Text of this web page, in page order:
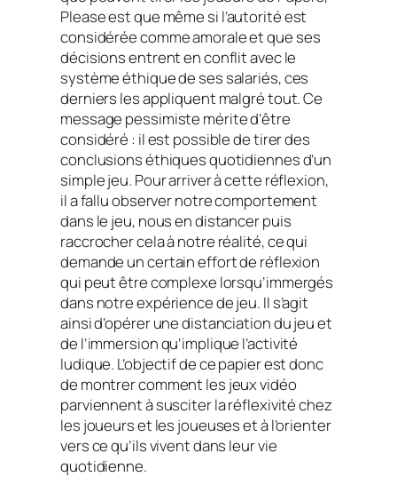
Pleaseest que même si l’autorité est
considérée comme amorale et que ses
décisions entrent en conflit avec le
système éthique de ses salariés, ces
derniers les appliquent malgré tout. Ce
message pessimiste mérite d’être
considéré : il est possible de tirer des
conclusions éthiques quotidiennes d’un
simple jeu. Pour arriver à cette réflexion,
il a fallu observer notre comportement
dans le jeu, nous en distancer puis
raccrocher cela à notre réalité, ce qui
demande un certain effort de réflexion
qui peut être complexe lorsqu’immergés
dans notre expérience de jeu. Il s’agit
ainsi d’opérer une distanciation du jeu et
de l’immersion qu’implique l’activité
ludique. L’objectif de ce papier est donc
de montrer comment les jeux vidéo
parviennent à susciter la réflexivité chez
les joueurs et les joueuses et à l’orienter
vers ce qu’ils vivent dans leur vie
quotidienne.